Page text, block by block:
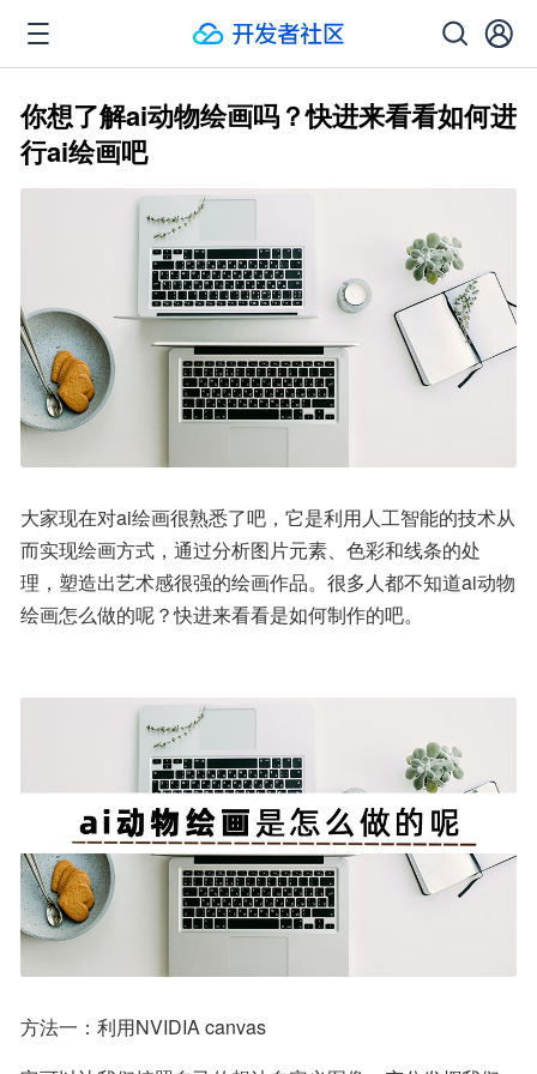
你想了解ai动物绘画吗？快进来看看如何进
行ai绘画吧
大家现在对ai绘画很熟悉了吧，它是利用人工智能的技术从
而实现绘画方式，通过分析图片元素、色彩和线条的处
理，塑造出艺术感很强的绘画作品。很多人都不知道ai动物
绘画怎么做的呢？快进来看看是如何制作的吧。
方法一：利用NVIDIA canvas